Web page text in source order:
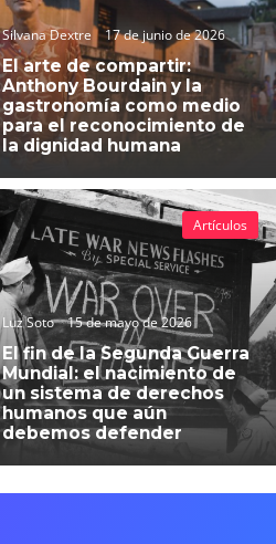
Silvana Dextre 17 de junio de 2026
El arte de compartir:
Anthony Bourdain y la
gastronomía como medio
para el reconocimiento de
la dignidad humana
Luz Soto 15 de mayo de 2026
El fin de la Segunda Guerra
Mundial: el nacimiento de
un sistema de derechos
humanos que aún
debemos defender
Artículos